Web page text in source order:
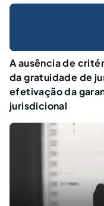
A ausência de
da gratuidade de
efetivação da
jurisdicional